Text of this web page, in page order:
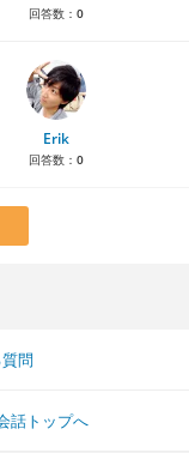
回答数： 0
Erik
回答数： 0
問
話トップへ